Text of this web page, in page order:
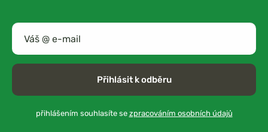
Přihlásit k odběru
přihlášením souhlasíte se zpracováním osobních údajů